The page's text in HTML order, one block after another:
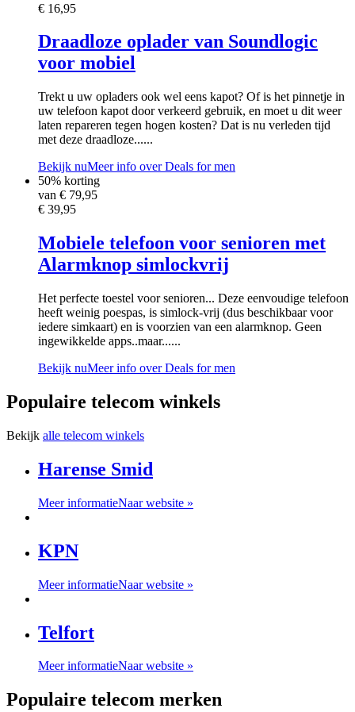
€ 16,95
Draadloze oplader van Soundlogic
voor mobiel
Trekt u uw opladers ook wel eens kapot? Of is het pinnetje in
uw telefoon kapot door verkeerd gebruik, en moet u dit weer
laten repareren tegen hogen kosten? Dat is nu verleden tijd
met deze draadloze......
Bekijk nuMeer info over Deals for men
50% korting
van € 79,95
€ 39,95
Mobiele telefoon voor senioren met
Alarmknop simlockvrij
Het perfecte toestel voor senioren... Deze eenvoudige telefoon
heeft weinig poespas, is simlock-vrij (dus beschikbaar voor
iedere simkaart) en is voorzien van een alarmknop. Geen
ingewikkelde apps..maar......
Bekijk nuMeer info over Deals for men
Populaire telecom winkels
Bekijk alle telecom winkels
Harense Smid
Meer informatieNaar website »
KPN
Meer informatieNaar website »
Telfort
Meer informatieNaar website »
Populaire telecom merken